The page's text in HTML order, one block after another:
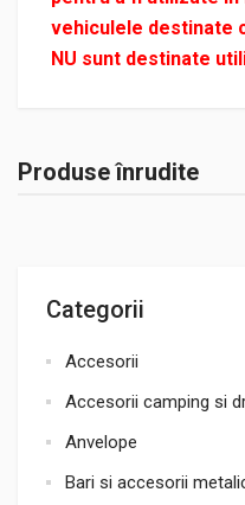
Categorii
Accesorii
Accesorii camping si
Anvelope
Bari si accesorii
vehiculele destinate
NU sunt destinate
Produse înrudite